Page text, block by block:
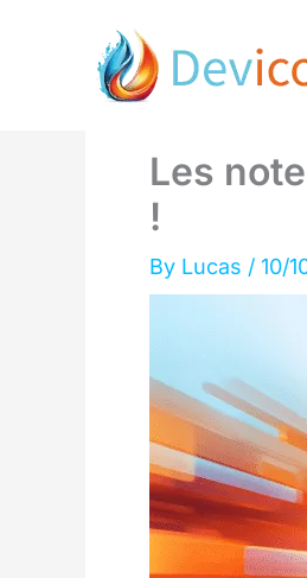
Les
!
By Lucas / 10/